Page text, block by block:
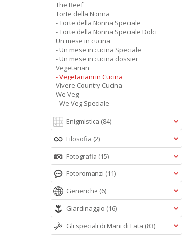
The Beef
Torte della Nonna
- Torte della Nonna Speciale
- Torte della Nonna Speciale Dolci
Un mese in cucina
- Un mese in cucina Speciale
- Un mese in cucina dossier
Vegetarian
- Vegetariani in Cucina
Vivere Country Cucina
We Veg
- We Veg Speciale
Enigmistica (84)
Filosofia (2)
Fotografia (15)
Fotoromanzi (11)
Generiche (6)
Giardinaggio (16)
Gli speciali di Mani di Fata (83)